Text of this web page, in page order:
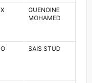
X
GUENOINE
MOHAMED
O SAIS STUD